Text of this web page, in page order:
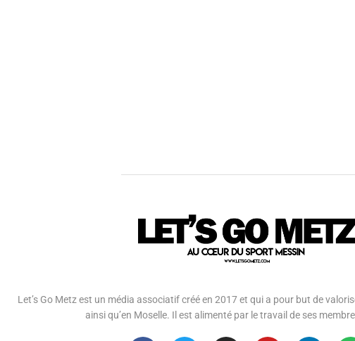
Let’s Go Metz est un média associatif créé en 2017 et qui a pour but de
ainsi qu’en Moselle. Il est alimenté par le travail de ses